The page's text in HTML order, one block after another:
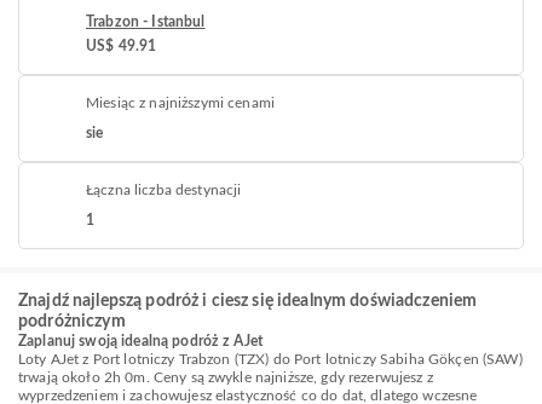
Trabzon - Istanbul
US$ 49.91
Miesiąc z najniższymi cenami
sie
Łączna liczba destynacji
1
Znajdź najlepszą podróż i ciesz się idealnym doświadczeniem
podróżniczym
Zaplanuj swoją idealną podróż z AJet
Loty AJet z Port lotniczy Trabzon (TZX) do Port lotniczy Sabiha Gökçen (SAW)
trwają około 2h 0m. Ceny są zwykle najniższe, gdy rezerwujesz z
wyprzedzeniem i zachowujesz elastyczność co do dat, dlatego wczesne